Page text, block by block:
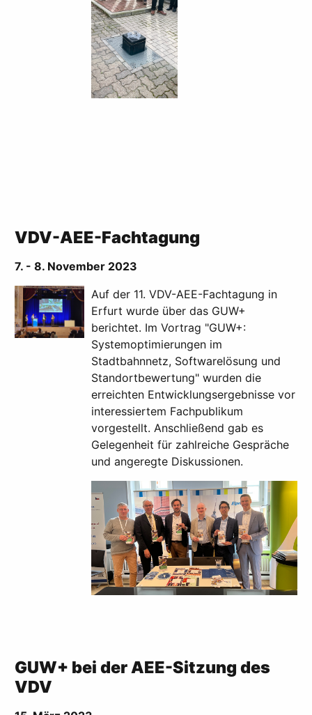
VDV-AEE-Fachtagung
7. - 8. November 2023
Auf der 11. VDV-AEE-Fachtagung in
Erfurt wurde über das GUW+
berichtet. Im Vortrag "GUW+:
Systemoptimierungen im
Stadtbahnnetz, Softwarelösung und
Standortbewertung" wurden die
erreichten Entwicklungsergebnisse vor
interessiertem Fachpublikum
vorgestellt. Anschließend gab es
Gelegenheit für zahlreiche Gespräche
und angeregte Diskussionen.
GUW+ bei der AEE-Sitzung des
VDV